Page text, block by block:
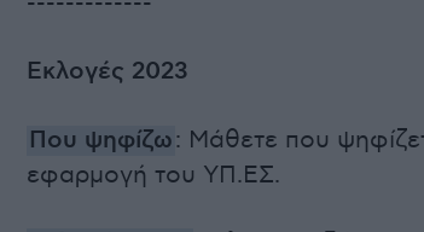
Εκλογές 2023
Που ψηφίζω: Μάθετε που
εφαρμογή του ΥΠ.ΕΣ.